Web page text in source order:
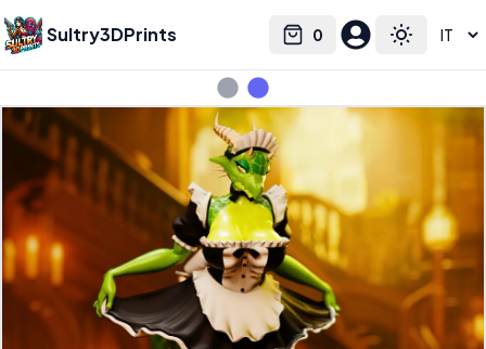
Sultry3DPrints 0
Cart Toggle
Select language